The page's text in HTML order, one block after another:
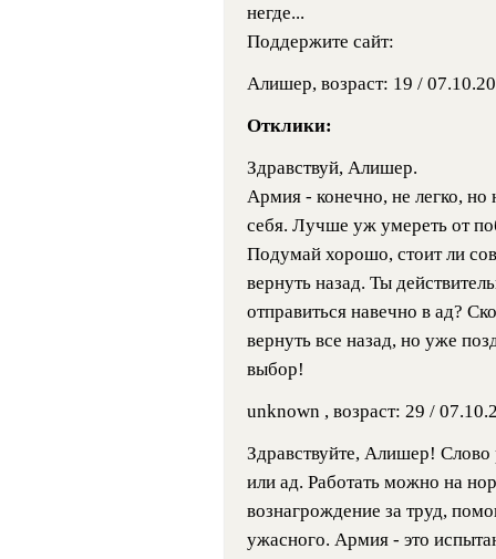
негде...
Поддержите сайт:
Алишер, возраст: 19 /
Отклики:
Здравствуй, Алишер.
Армия - конечно, не легко,
себя. Лучше уж умереть от
Подумай хорошо, стоит ли
вернуть назад. Ты
отправиться навечно в ад?
вернуть все назад, но уже
выбор!
unknown , возраст: 29 /
Здравствуйте, Алишер! Слово
или ад. Работать можно на
вознагрождение за труд,
ужасного. Армия - это